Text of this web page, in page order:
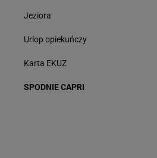
Jeziora
Urlop opiekuńczy
Karta EKUZ
SPODNIE CAPRI